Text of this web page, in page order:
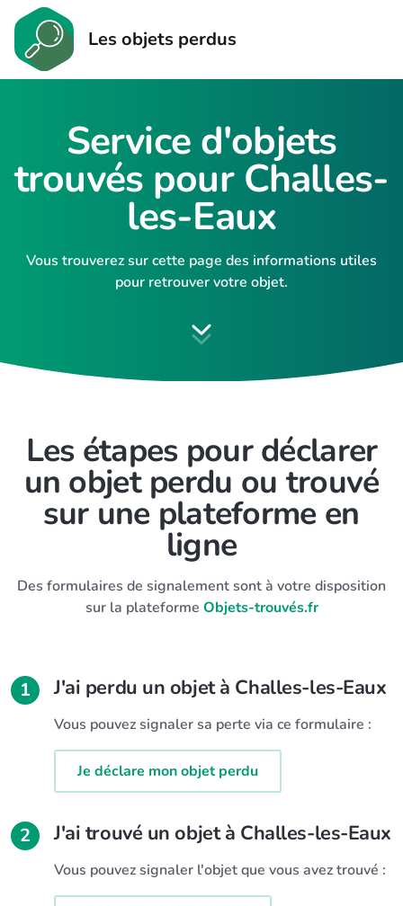
Les objets perdus
Service d'objets
trouvés pour Challes-
les-Eaux
Vous trouverez sur cette page des informations utiles
pour retrouver votre objet.
Les étapes pour déclarer
un objet perdu ou trouvé
sur une plateforme en
ligne
Des formulaires de signalement sont à votre disposition
sur la plateforme Objets-trouvés.fr
1 J'ai perdu un objet à Challes-les-Eaux
Vous pouvez signaler sa perte via ce formulaire :
Je déclare mon objet perdu
2 J'ai trouvé un objet à Challes-les-Eaux
Vous pouvez signaler l'objet que vous avez trouvé :